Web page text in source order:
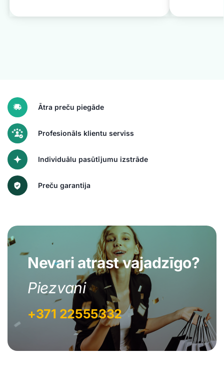
Ātra preču piegāde
Profesionāls klientu serviss
Individuālu pasūtījumu izstrāde
Preču garantija
Nevari atrast vajadzīgo?
Piezvani
+371 22555332